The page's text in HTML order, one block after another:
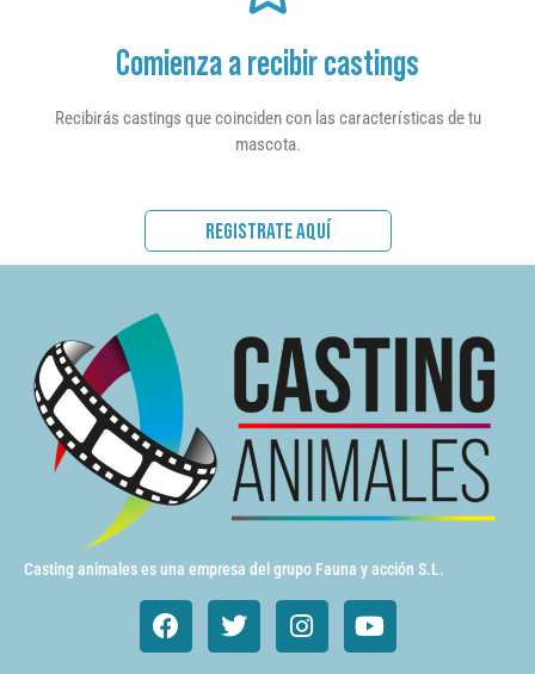
Comienza a recibir castings
Recibirás castings que coinciden con las características de tu
mascota.
REGISTRATE AQUÍ
Casting animales es una empresa del grupo Fauna y acción S.L.